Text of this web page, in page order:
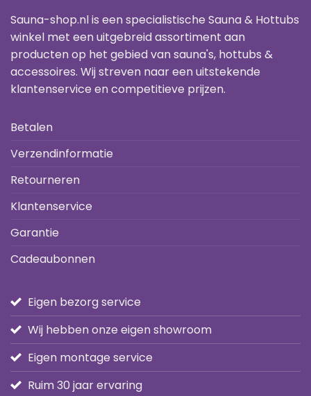
Sauna-shop.nl is een specialistische Sauna & Hottubs
winkel met een uitgebreid assortiment aan
producten op het gebied van sauna's, hottubs &
accessoires. Wij streven naar een uitstekende
klantenservice en competitieve prijzen.
Betalen
Verzendinformatie
Retourneren
Klantenservice
Garantie
Cadeaubonnen
Eigen bezorg service
Wij hebben onze eigen showroom
Eigen montage service
Ruim 30 jaar ervaring